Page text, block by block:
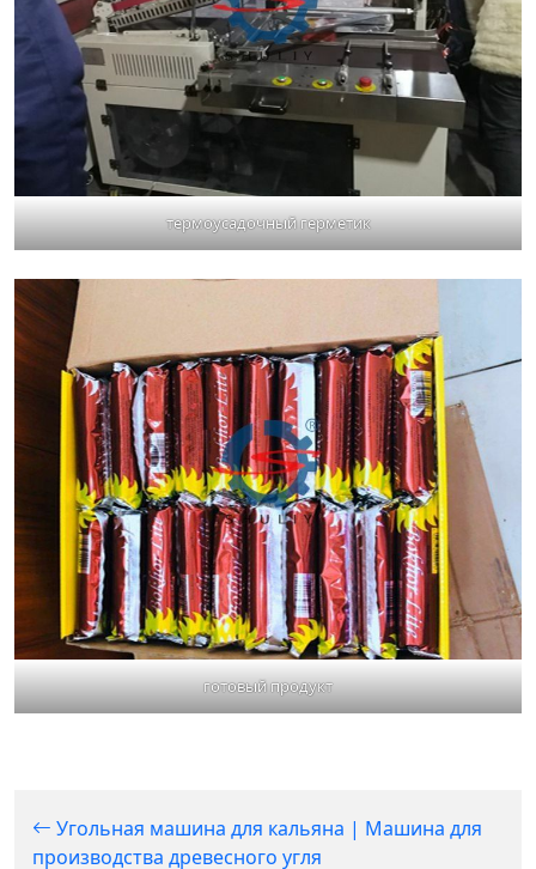
термоусадочный герметик
готовый продукт
Угольная машина для кальяна | Машина для
производства древесного угля